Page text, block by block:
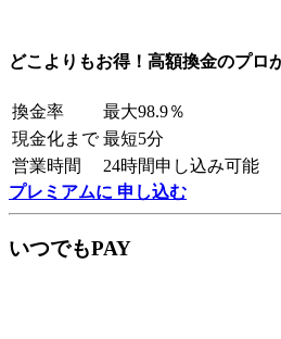
どこよりもお得！高額換金のプロ
換金率
最大98.9％
現金化まで 最短5分
営業時間
24時間申し込み可能
プレミアムに 申し込む
いつでもPAY